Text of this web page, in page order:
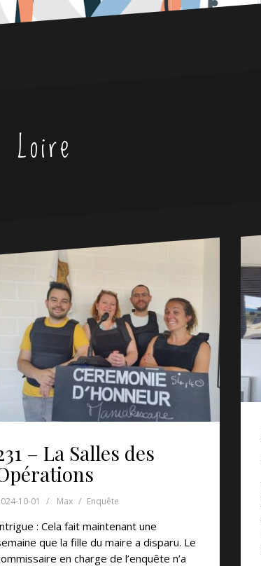
– La Salles des
10-01 Max Enquête
: Cela fait maintenant une
que la fille du maire a disparu. Le
en charge de l’enquête n’a